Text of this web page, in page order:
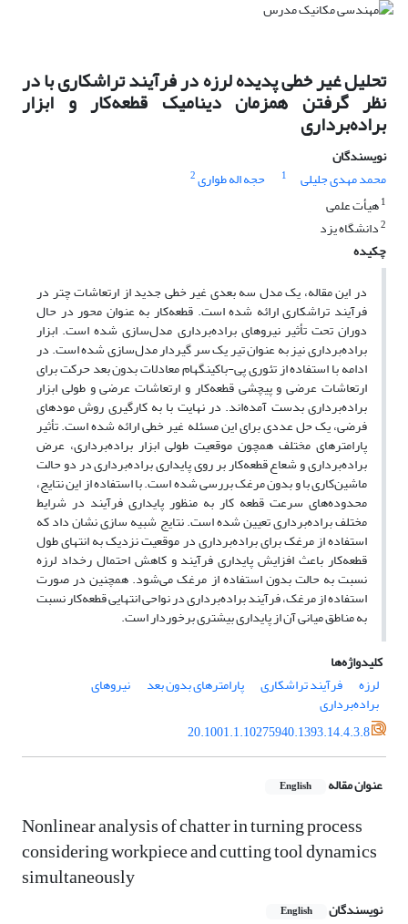
تحلیل غیر خطی پدیده لرزه در فرآیند تراشکاری با در
نظر گرفتن همزمان دینامیک قطعه‌کار و ابزار
براده‌برداری
نویسندگان
محمد مهدی جلیلی
1 حجه اله طواری2
1هیأت علمی
2دانشگاه یزد
چکیده
در این مقاله، یک مدل سه بعدی غیر خطی جدید از ارتعاشات چتر در
فرآیند تراشکاری ارائه شده است. قطعه‌کار به عنوان محور در حال
دوران تحت تأثیر نیروهای براده‌برداری مدل‌سازی شده است. ابزار
براده‌برداری نیز به عنوان تیر یک سر گیردار مدل‌سازی شده است. در
ادامه با استفاده از تئوری پی-باکینگهام معادلات بدون بعد حرکت برای
ارتعاشات عرضی و پیچشی قطعه‌کار و ارتعاشات عرضی و طولی ابزار
براده‌برداری بدست آمده‌اند. در نهایت با به کارگیری روش مودهای
فرضی، یک حل عددی برای این مسئله غیر خطی ارائه شده است. تأثیر
پارامترهای مختلف همچون موقعیت طولی ابزار براده‌برداری، عرض
براده‌برداری و شعاع قطعه‌کار بر روی پایداری براده‌برداری در دو حالت
ماشین‌کاری با و بدون مرغک بررسی شده است. با استفاده از این نتایج،
محدوده‌های سرعت قطعه کار به منظور پایداری فرآیند در شرایط
مختلف براده‌برداری تعیین شده است. نتایج شبیه سازی نشان داد که
استفاده از مرغک برای براده‌برداری در موقعیت نزدیک به انتهای طول
قطعه‌کار باعث افزایش پایداری فرآیند و کاهش احتمال رخداد لرزه
نسبت به حالت بدون استفاده از مرغک می‌شود. همچنین در صورت
استفاده از مرغک، فرآیند براده‌برداری در نواحی انتهایی قطعه‌کار نسبت
به مناطق میانی آن از پایداری بیشتری برخوردار است.
کلیدواژه‌ها
لرزه
فرآیند تراشکاری پارامترهای بدون بعد نیروهای
براده‌برداری
20.1001.1.10275940.1393.14.4.3.8
عنوان مقاله English
Nonlinear analysis of chatter in turning process
considering workpiece and cutting tool dynamics
simultaneously
نویسندگان English